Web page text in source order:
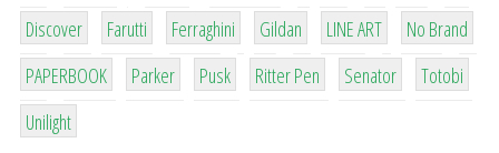
64
Discover
299
Farutti
4
Ferraghini
42
Gildan
4
LINE ART
90
No Brand
8
PAPERBOOK
6
Parker
2
Pusk
22
Ritter Pen
15
Senator
43
Totobi
1
Unilight